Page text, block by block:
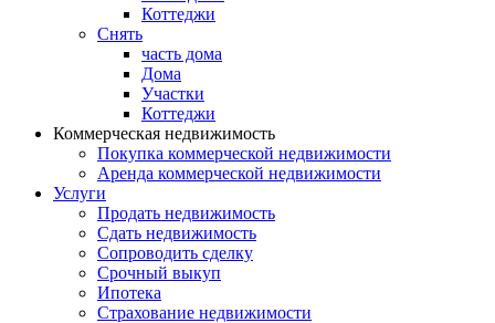
Коттеджи
Снять
часть дома
Дома
Участки
Коттеджи
Коммерческая недвижимость
Покупка коммерческой недвижимости
Аренда коммерческой недвижимости
Услуги
Продать недвижимость
Сдать недвижимость
Сопроводить сделку
Срочный выкуп
Ипотека
Страхование недвижимости